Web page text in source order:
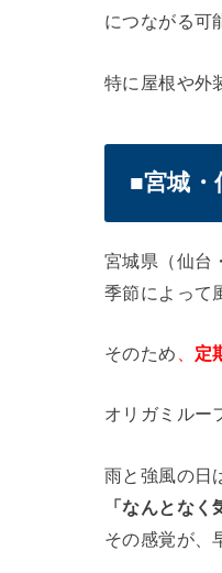
につながる可
特に屋根や外
■宮城・
宮城県（仙台
季節によって
そのため 定
オリガミルー
雨と強風の日
「なんとなく
その感覚が、